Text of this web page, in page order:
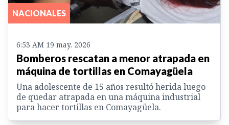
NACIONALES
6:53 AM 19 may. 2026
Bomberos rescatan a menor atrapada en
máquina de tortillas en Comayagüela
Una adolescente de 15 años resultó herida luego
de quedar atrapada en una máquina industrial
para hacer tortillas en Comayagüela.